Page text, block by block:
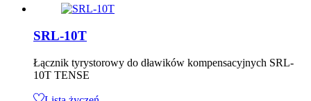
SRL-10T
Łącznik tyrystorowy do dławików kompensacyjnych SRL-
10T TENSE